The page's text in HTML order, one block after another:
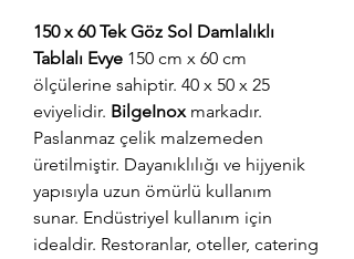
150 x 60 Tek Göz Sol Damlalıklı
Tablalı Evye 150 cm x 60 cm
ölçülerine sahiptir. 40 x 50 x 25
eviyelidir. BilgeInoxmarkadır.
Paslanmaz çelik malzemeden
üretilmiştir. Dayanıklılığı ve hijyenik
yapısıyla uzun ömürlü kullanım
sunar. Endüstriyel kullanım için
idealdir. Restoranlar, oteller, catering